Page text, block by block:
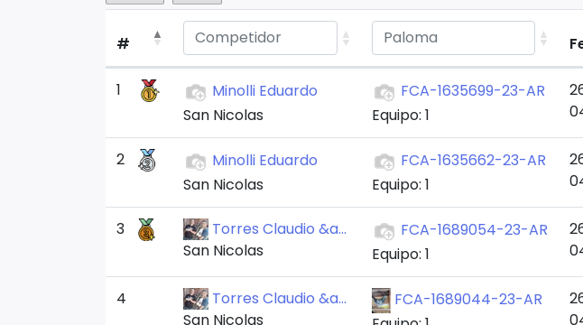
#
1
Minolli Eduardo
San Nicolas
FCA-1635699-23-AR
Equipo: 1
2
Minolli Eduardo
San Nicolas
FCA-1635662-23-AR
Equipo: 1
3
Torres Claudio &a...
San Nicolas
FCA-1689054-23-AR
Equipo: 1
4
Torres Claudio &a...
San Nicolas
FCA-1689044-23-AR